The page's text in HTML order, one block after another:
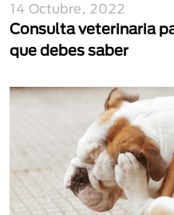
14 Octubre, 2022
Consulta veterinaria
que debes saber